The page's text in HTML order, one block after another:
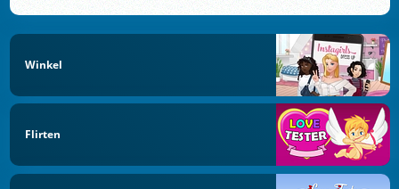
Winkel
Flirten